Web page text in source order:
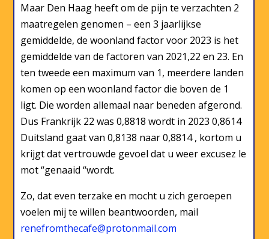
Maar Den Haag heeft om de pijn te verzachten 2
maatregelen genomen – een 3 jaarlijkse
gemiddelde, de woonland factor voor 2023 is het
gemiddelde van de factoren van 2021,22 en 23. En
ten tweede een maximum van 1, meerdere landen
komen op een woonland factor die boven de 1
ligt. Die worden allemaal naar beneden afgerond.
Dus Frankrijk 22 was 0,8818 wordt in 2023 0,8614
Duitsland gaat van 0,8138 naar 0,8814 , kortom u
krijgt dat vertrouwde gevoel dat u weer excusez le
mot “genaaid “wordt.
Zo, dat even terzake en mocht u zich geroepen
voelen mij te willen beantwoorden, mail
renefromthecafe@protonmail.com